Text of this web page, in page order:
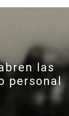
las
personal